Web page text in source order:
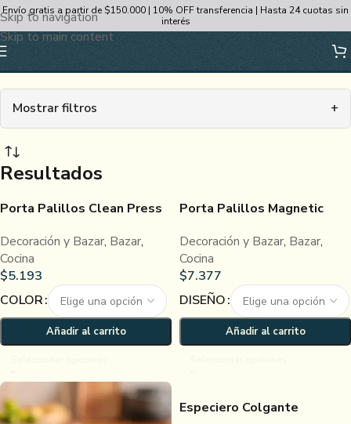
Skip to navigation
Skip to main content
Envío gratis a partir de $150.000 | 10% OFF transferencia | Hasta 24 cuotas sin
interés
Cocina
Mostrar filtros +
Resultados
Porta Palillos Clean Press
Decoración y Bazar, Bazar,
Cocina
$5.193
COLOR
Añadir al carrito
Porta Palillos Magnetic
Decoración y Bazar, Bazar,
Cocina
$7.377
DISEÑO
Añadir al carrito
Especiero Colgante